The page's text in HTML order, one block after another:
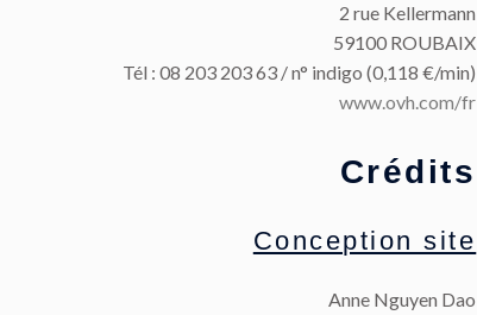
2 rue Kellermann
59100 ROUBAIX
Tél : 08 203 203 63 / n° indigo (0,118 €/min)
www.ovh.com/fr
Crédits
Conception site
Anne Nguyen Dao